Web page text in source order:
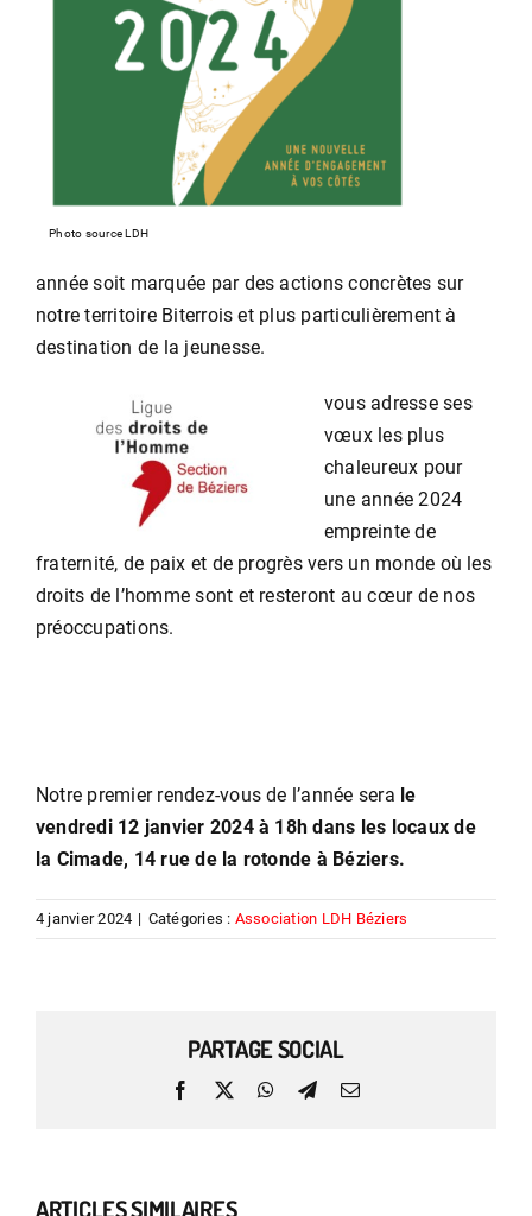
Photo source LDH
année soit marquée par des actions concrètes sur
notre territoire Biterrois et plus particulièrement à
destination de la jeunesse.
vous adresse ses
vœux les plus
chaleureux pour
une année 2024
empreinte de
fraternité, de paix et de progrès vers un monde où les
droits de l’homme sont et resteront au cœur de nos
préoccupations.
Notre premier rendez-vous de l’année sera le
vendredi 12 janvier 2024 à 18h dans les locaux de
la Cimade, 14 rue de la rotonde à Béziers.
4 janvier 2024 | Catégories : Association LDH Béziers
PARTAGE SOCIAL
Facebook
X WhatsApp
TelegramEmail
ARTICLES SIMILAIRES